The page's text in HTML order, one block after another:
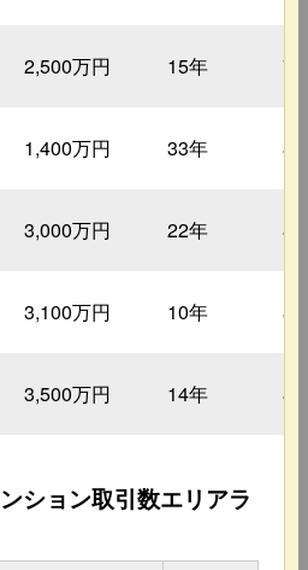
2,500万円 15年
1,400万円 33年
3,000万円 22年
3,100万円 10年
3,500万円 14年
ション取引数エリアラ